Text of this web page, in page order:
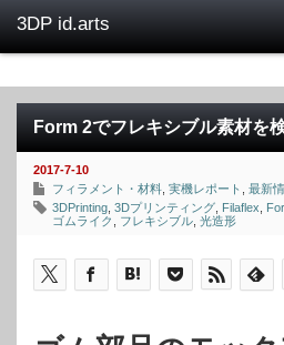
Form 2でフレキシブル素材を
2017-7-10
フィラメント・材料 実機レポート
最新
3DPrinting 3Dプリンティング Filaflex
ゴムライク
フレキシブル 光造形